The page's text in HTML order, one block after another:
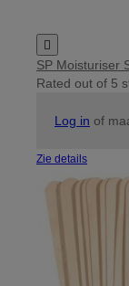

SP Moisturiser
Rated out of 5
Log in of
Zie details